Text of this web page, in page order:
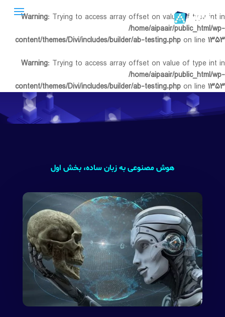
Warning: Trying to access array offset on value of type int in
/home/aipaair/public_html/wp-
content/themes/Divi/includes/builder/ab-testing.php on line ۱۳۵۳
Warning: Trying to access array offset on value of type int in
/home/aipaair/public_html/wp-
content/themes/Divi/includes/builder/ab-testing.php on line ۱۳۵۳
هوش مصنوعی به زبان ساده، بخش اول